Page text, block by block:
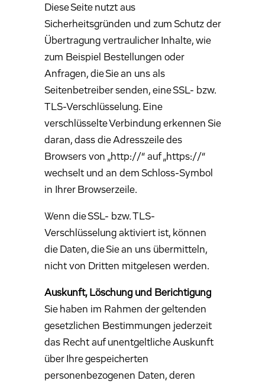
Diese Seite nutzt aus
Sicherheitsgründen und zum Schutz der
Übertragung vertraulicher Inhalte, wie
zum Beispiel Bestellungen oder
Anfragen, die Sie an uns als
Seitenbetreiber senden, eine SSL- bzw.
TLS-Verschlüsselung. Eine
verschlüsselte Verbindung erkennen Sie
daran, dass die Adresszeile des
Browsers von „http://“ auf „https://“
wechselt und an dem Schloss-Symbol
in Ihrer Browserzeile.
Wenn die SSL- bzw. TLS-
Verschlüsselung aktiviert ist, können
die Daten, die Sie an uns übermitteln,
nicht von Dritten mitgelesen werden.
Auskunft, Löschung und Berichtigung
Sie haben im Rahmen der geltenden
gesetzlichen Bestimmungen jederzeit
das Recht auf unentgeltliche Auskunft
über Ihre gespeicherten
personenbezogenen Daten, deren